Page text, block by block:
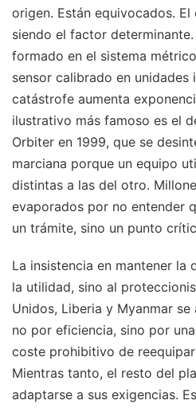
origen. Están equivocados.
siendo el factor
formado en el sistema
sensor calibrado en unidades
catástrofe aumenta
ilustrativo más famoso es el
Orbiter en 1999, que se
marciana porque un equipo
distintas a las del otro.
evaporados por no entender
un trámite, sino un punto
La insistencia en mantener la
la utilidad, sino al
Unidos, Liberia y Myanmar
no por eficiencia, sino por
coste prohibitivo de
Mientras tanto, el resto del
adaptarse a sus exigencias.